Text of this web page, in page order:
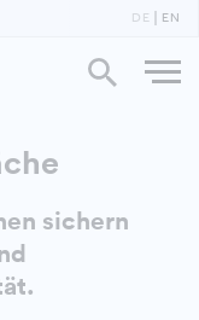
DE EN
sichern